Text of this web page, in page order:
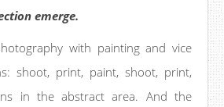
emerge.
with painting and vice
shoot, print, paint, shoot, print,
in the abstract area. And the